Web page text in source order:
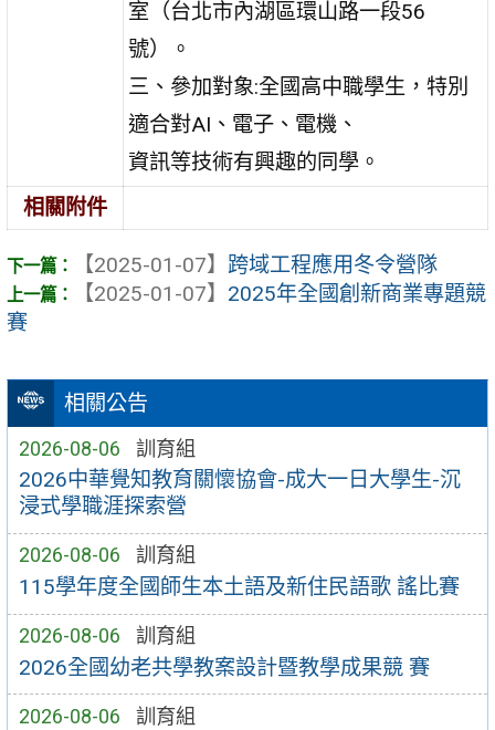
相關公告
2026-08-06 訓育組
2026中華覺知教育關懷協會-成大一日大學生-沉
浸式學職涯探索營
2026-08-06 訓育組
115學年度全國師生本土語及新住民語歌 謠比賽
2026-08-06 訓育組
2026全國幼老共學教案設計暨教學成果競 賽
2026-08-06 訓育組
室（台北市內湖區環山路一段56
號）。
三、參加對象:全國高中職學生，特別
適合對AI、電子、電機、
資訊等技術有興趣的同學。
相關附件
【2025-01-07】 跨域工程應用冬令營隊
【2025-01-07】 2025年全國創新商業專題競
賽